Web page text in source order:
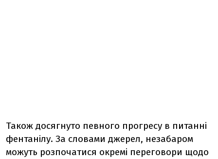
Також досягнуто певного прогресу в питанні
фентанілу. За словами джерел, незабаром
можуть розпочатися окремі переговори щодо